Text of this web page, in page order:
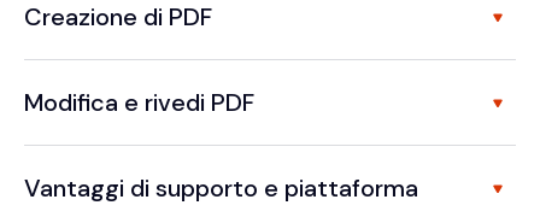
Creazione di PDF
Modifica e rivedi PDF
Vantaggi di supporto e piattaforma